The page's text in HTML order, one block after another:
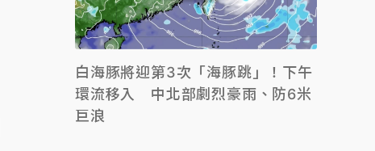
白海豚將迎第3次「海豚跳」！下午
環流移入 中北部劇烈豪雨、防6米
巨浪